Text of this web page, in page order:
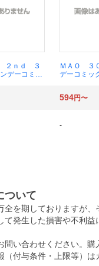
２ｎｄ ３
デーコミッ
ＭＡＯ ３
デーコミッ
594円〜
-
ついて
全を期しておりますが
て発生した損害や不利
問い合わせください。
（付与条件・上限等）